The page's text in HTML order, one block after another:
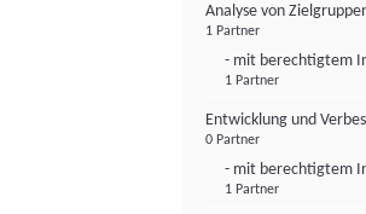
Analyse von
1 Partner
- mit berechtigtem
1 Partner
Entwicklung und
0 Partner
- mit berechtigtem
1 Partner